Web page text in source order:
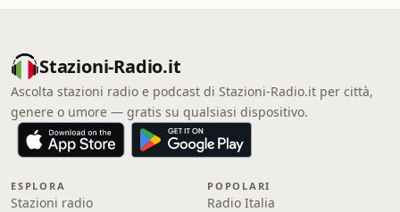
Stazioni-Radio.it
Ascolta stazioni radio e podcast di Stazioni-Radio.it per città,
genere o umore — gratis su qualsiasi dispositivo.
ESPLORA
Stazioni radio
POPOLARI
Radio Italia